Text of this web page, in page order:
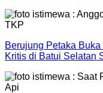
Berujung Petaka
Kritis di Batui Selatan